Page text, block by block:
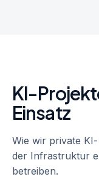
KI-
Einsatz
Wie wir private
der Infrastruktur
betreiben.